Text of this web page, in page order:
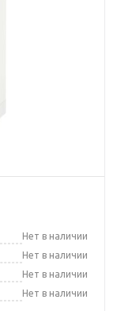
Нет в наличии
Нет в наличии
Нет в наличии
Нет в наличии